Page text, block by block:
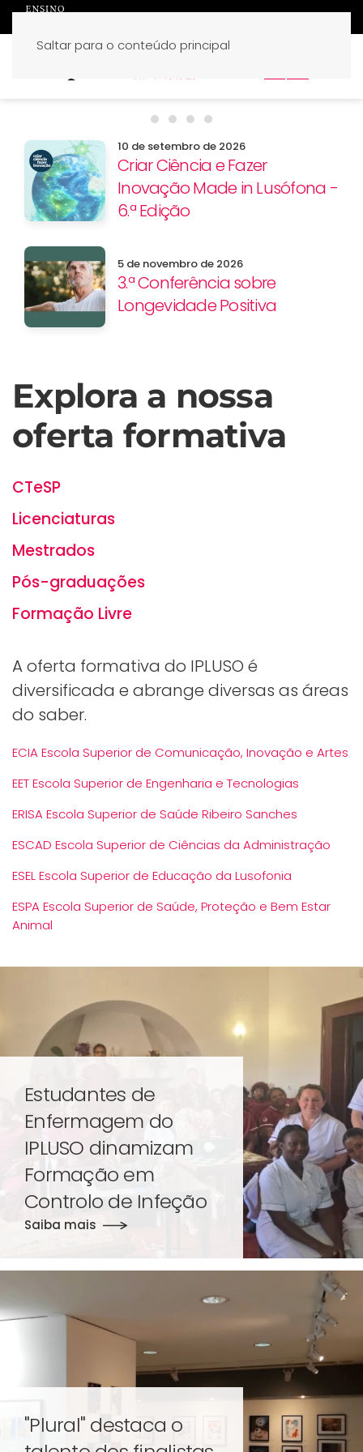
Saltar para o conteúdo principal
Pós-Graduação em
Pós-Graduação em
Benefícios especiais para
10 de setembro de 2026
Criar Ciência e Fazer
Inovação Made in Lusófona -
6.ª Edição
5 de novembro de 2026
3.ª Conferência sobre
Longevidade Positiva
Explora a nossa
oferta formativa
CTeSP
Licenciaturas
Mestrados
Pós-graduações
Formação Livre
A oferta formativa do IPLUSO é
diversificada e abrange diversas as áreas
do saber.
ECIA Escola Superior de Comunicação, Inovação e Artes
EET Escola Superior de Engenharia e Tecnologias
ERISA Escola Superior de Saúde Ribeiro Sanches
ESCAD Escola Superior de Ciências da Administração
ESEL Escola Superior de Educação da Lusofonia
ESPA Escola Superior de Saúde, Proteção e Bem Estar
Animal
Estudantes de
Enfermagem do
IPLUSO dinamizam
Formação em
Controlo de Infeção
Saiba mais
"Plural" destaca o